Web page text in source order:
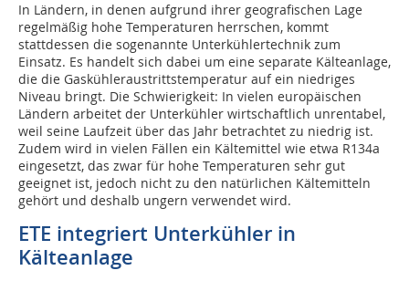
In Ländern, in denen aufgrund ihrer geografischen Lage
regelmäßig hohe Temperaturen herrschen, kommt
stattdessen die sogenannte Unterkühlertechnik zum
Einsatz. Es handelt sich dabei um eine separate Kälteanlage,
die die Gaskühleraustrittstemperatur auf ein niedriges
Niveau bringt. Die Schwierigkeit: In vielen europäischen
Ländern arbeitet der Unterkühler wirtschaftlich unrentabel,
weil seine Laufzeit über das Jahr betrachtet zu niedrig ist.
Zudem wird in vielen Fällen ein Kältemittel wie etwa R134a
eingesetzt, das zwar für hohe Temperaturen sehr gut
geeignet ist, jedoch nicht zu den natürlichen Kältemitteln
gehört und deshalb ungern verwendet wird.
ETE integriert Unterkühler in
Kälteanlage